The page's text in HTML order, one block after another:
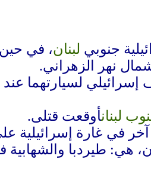
جنوبي لبنان، في حين
نهر الزهراني.
إسرائيلي لسيارتهما
لبنانأوقعت قتلى.
قُتلوا، وجُرح آخر في غارة
هي: طيردبا